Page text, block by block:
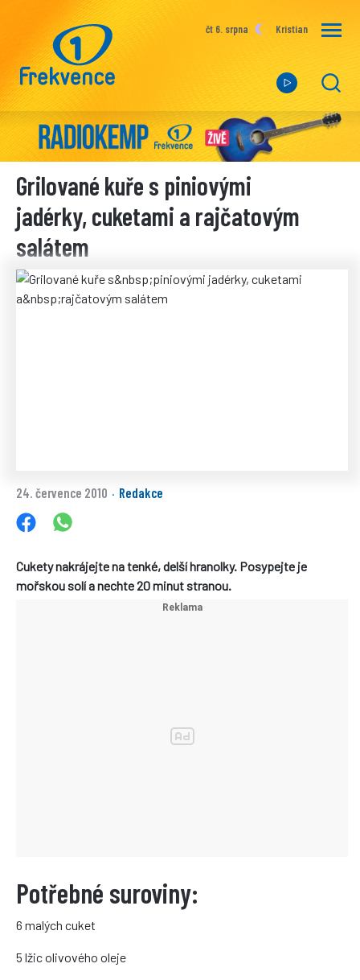
čt 6. srpna Kristian
Grilované kuře s piniovými
jadérky, cuketami a rajčatovým
salátem
24. července 2010 · Redakce
Cukety nakrájejte na tenké, delší hranolky. Posypejte je
mořskou solí a nechte 20 minut stranou.
Potřebné suroviny:
6 malých cuket
5 lžic olivového oleje